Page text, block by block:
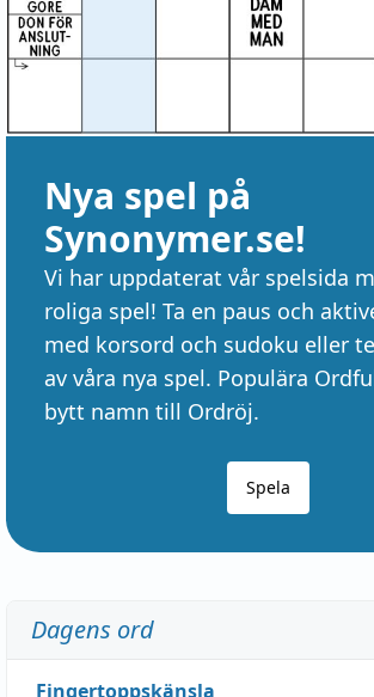
Nya spel på
Synonymer.se!
Vi har uppdaterat vår spelsida
roliga spel! Ta en paus och
med korsord och sudoku eller
av våra nya spel. Populära
bytt namn till Ordröj.
Spela
Dagens ord
Fingertoppskänsla